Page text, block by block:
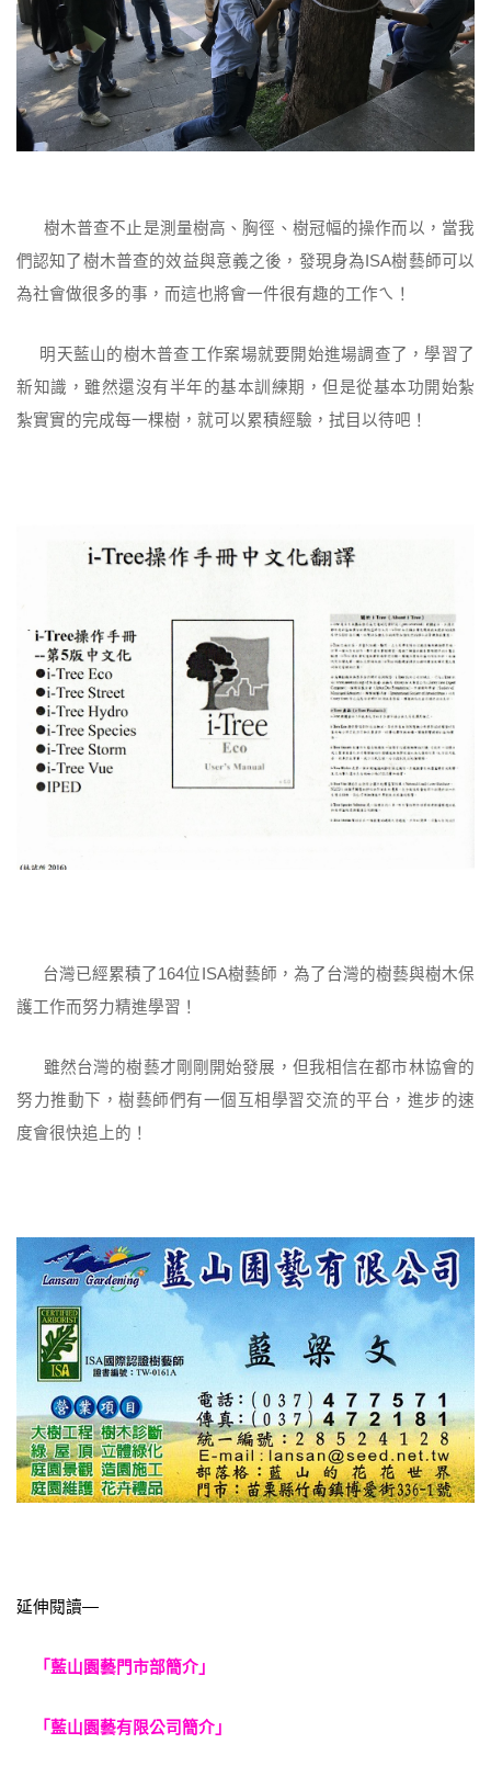
樹木普查不止是測量樹高、胸徑、樹冠幅的操作而以，當我
們認知了樹木普查的效益與意義之後，發現身為ISA樹藝師可以
為社會做很多的事，而這也將會一件很有趣的工作ㄟ！
明天藍山的樹木普查工作案場就要開始進場調查了，學習了
新知識，雖然還沒有半年的基本訓練期，但是從基本功開始紮
紮實實的完成每一棵樹，就可以累積經驗，拭目以待吧！
台灣已經累積了164位ISA樹藝師，為了台灣的樹藝與樹木保
護工作而努力精進學習！
雖然台灣的樹藝才剛剛開始發展，但我相信在都市林協會的
努力推動下，樹藝師們有一個互相學習交流的平台，進步的速
度會很快追上的！
延伸閱讀—
「藍山園藝門市部簡介」
「藍山園藝有限公司簡介」